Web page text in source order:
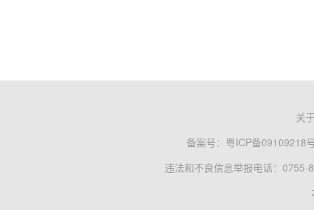
关
备案号： 粤ICP备09109218
违法和不良信息举报电话：0755-